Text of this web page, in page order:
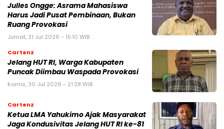
Julles Ongge: Asrama Mahasiswa
Harus Jadi Pusat Pembinaan, Bukan
Ruang Provokasi
Jumat, 31 Jul 2026 - 15:10 WIB
Cartenz
Jelang HUT RI, Warga Kabupaten
Puncak Diimbau Waspada Provokasi
Kamis, 30 Jul 2026 - 21:28 WIB
Cartenz
Ketua LMA Yahukimo Ajak Masyarakat
Jaga Kondusivitas Jelang HUT RI ke-81